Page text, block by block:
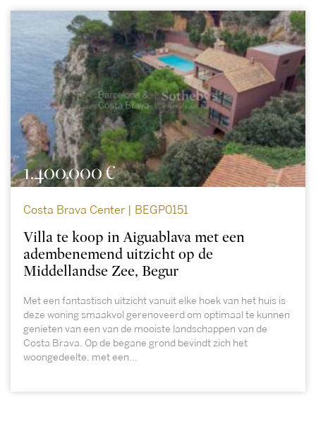
1.400.000 €
Costa Brava Center | BEGP0151
Villa te koop in Aiguablava met een
adembenemend uitzicht op de
Middellandse Zee, Begur
Met een fantastisch uitzicht vanuit elke hoek van het huis is
deze woning smaakvol gerenoveerd om optimaal te kunnen
genieten van een van de mooiste landschappen van de
Costa Brava. Op de begane grond bevindt zich het
woongedeelte, met een...